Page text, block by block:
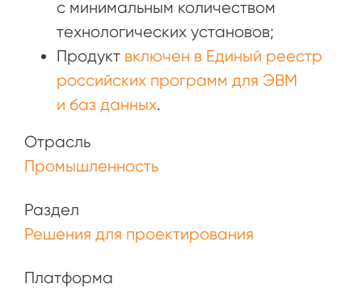
с минимальным количеством
технологических установов;
Продукт включен в Единый реестр
российских программ для ЭВМ
и баз данных.
Отрасль
Промышленность
Раздел
Решения для проектирования
Платформа